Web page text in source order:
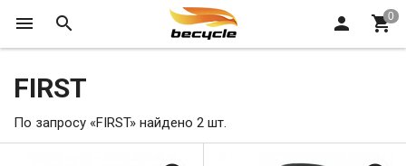
FIRST
По запросу «FIRST» найдено 2 шт.